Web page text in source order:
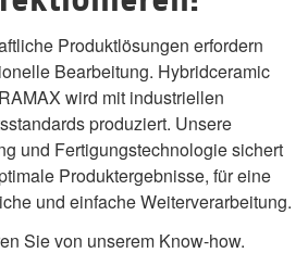
Produktlösungen erfordern
Bearbeitung. Hybridceramic
wird mit industriellen
produziert. Unsere
und Fertigungstechnologie sichert
Produktergebnisse, für eine
und einfache Weiterverarbeitung.
Sie von unserem Know-how.